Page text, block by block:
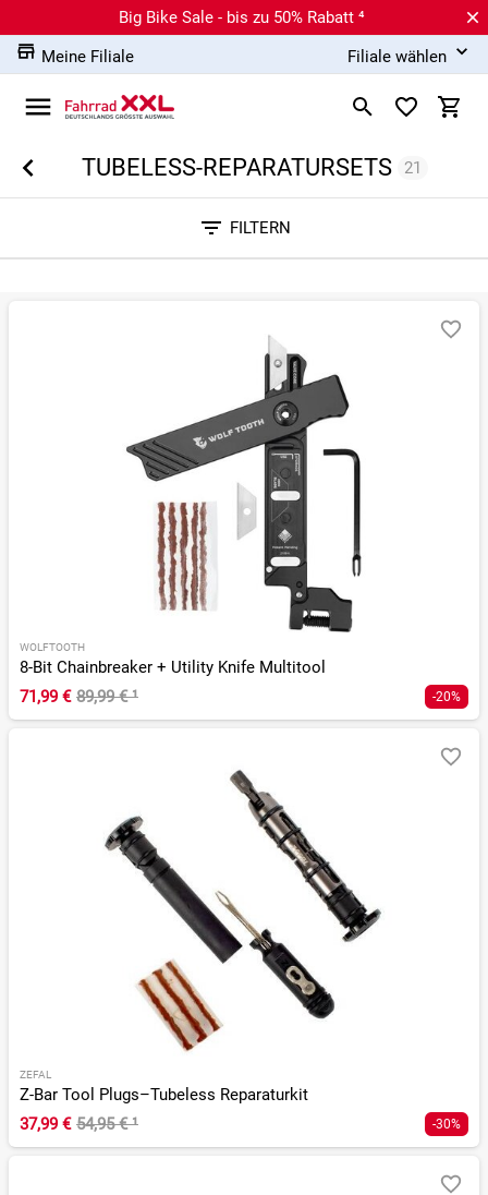
Big Bike Sale - bis zu 50% Rabatt ⁴
Meine Filiale
Filiale wählen
TUBELESS-REPARATURSETS 21
FILTERN
WOLFTOOTH
8-Bit Chainbreaker + Utility Knife Multitool
71,99 € 89,99 €¹ -20%
ZEFAL
Z-Bar Tool Plugs–Tubeless Reparaturkit
37,99 € 54,95 €¹ -30%